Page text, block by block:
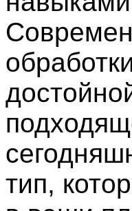
тип,